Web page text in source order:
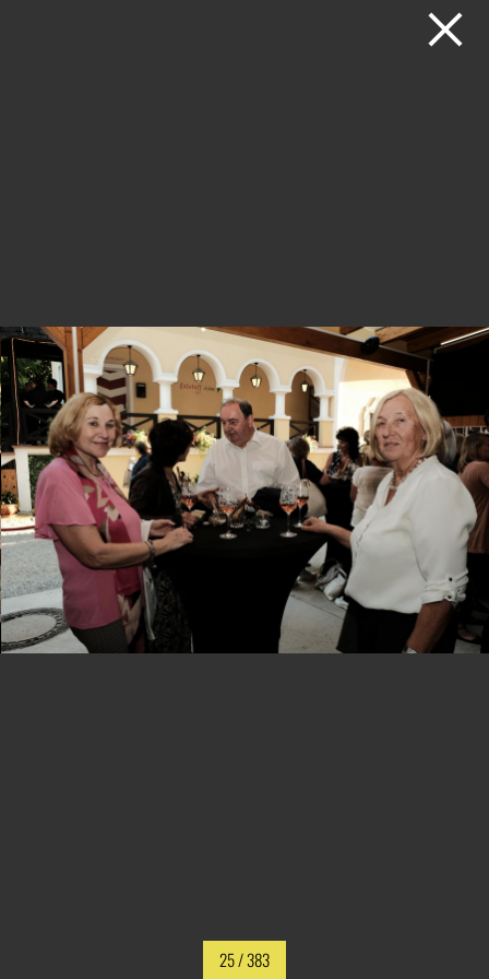
25/ 383